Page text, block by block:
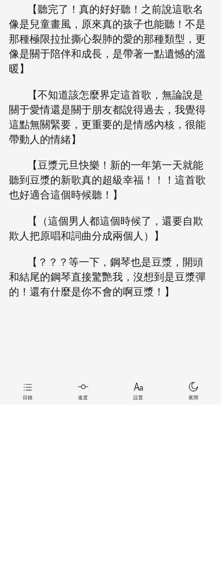
【聽完了！真的好好聽！之前說這歌名
像是兒童畫風，原來真的孩子也能聽！不是
那種極限拉扯撕心裂肺的愛的那種類型，更
像是關于陪伴和成長，是帶著一點遺憾的溫
暖】
【不知道該怎麼界定這首歌，無論說是
關于愛情還是關于朋友都說得過去，我覺得
這點無關緊要，更重要的是情感內核，很能
帶動人的情緒】
【豆漿元旦快樂！新的一年第一天就能
聽到豆漿的新歌真的超級幸福！！！這首歌
也好適合這個時候聽！】
【（這個男人都這個時候了，還要自欺
欺人把原唱和詞曲分成兩個人）】
【？？？等一下，鋼琴也是豆漿，開頭
和結尾的鋼琴直接驚艷我，沒想到是豆漿彈
的！還有什麼是你不會的啊豆漿！】
目錄 進度 設置 夜間